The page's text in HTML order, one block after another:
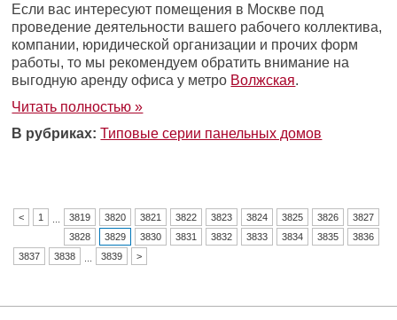
Если вас интересуют помещения в Москве под
проведение деятельности вашего рабочего коллектива,
компании, юридической организации и прочих форм
работы, то мы рекомендуем обратить внимание на
выгодную аренду офиса у метро Волжская.
Читать полностью »
В рубриках: Типовые серии панельных домов
< 1 3819 3820 3821 3822 3823 3824 3825 3826
3827
3828
3829 3830 3831 3832 3833 3834 3835
3836
3837
3838 3839 >